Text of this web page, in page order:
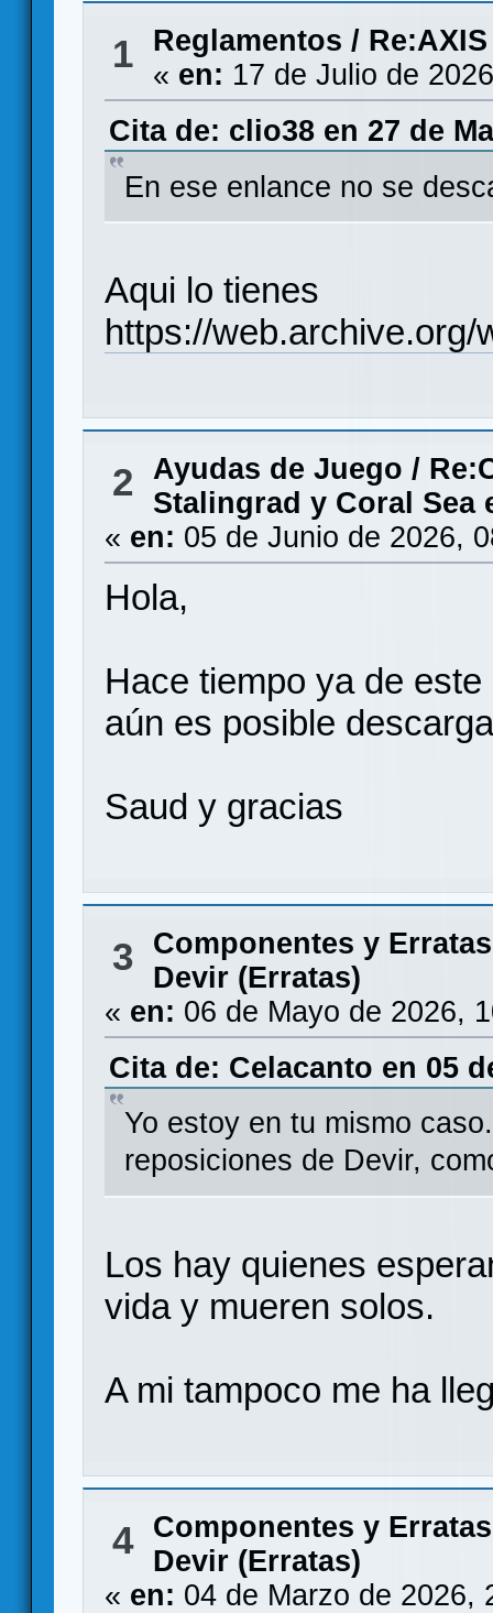
1 Reglamentos /
« en: 17 de Julio de
Cita de: clio38 en 27 de
En ese enlance no se
Aqui lo tienes
https://
2 Ayudas de Juego /
Stalingrad y Coral Sea
« en: 05 de Junio de 2026,
Hola,
Hace tiempo ya de
aún es posible
Saud y gracias
3 Componentes y Erratas
Devir (Erratas)
« en: 06 de Mayo de 2026,
Cita de: Celacanto en 05
Yo estoy en tu mismo
reposiciones de Devir,
Los hay quienes
vida y mueren solos.
A mi tampoco me ha
4 Componentes y Erratas
Devir (Erratas)
« en: 04 de Marzo de 2026,